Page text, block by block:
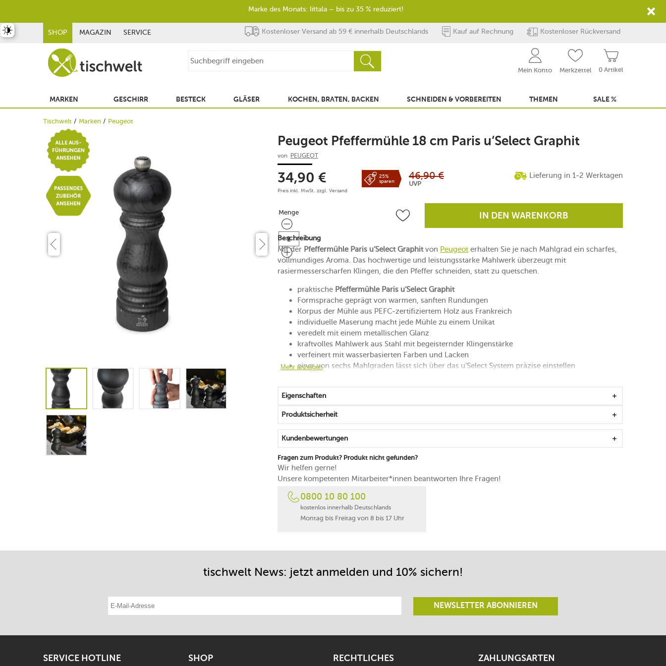
SHOP MAGAZIN SERVICE Kostenloser Versand ab 59 € innerhalb Deutschlands Kauf auf Rechnung Kostenloser Rückversand
0 Artikel
Mein Konto Merkzettel
MARKEN GESCHIRR BESTECK GLÄSER KOCHEN, BRATEN, BACKEN SCHNEIDEN & VORBEREITEN THEMEN SALE %
Tischwelt Marken Peugeot
Peugeot Pfeffermühle 18 cm Paris u‘Select Graphit
von PEUGEOT
34,90 €
Preis inkl. MwSt. zzgl. Versand
25%
sparen
46,90 €
UVP
Lieferung in 1-2 Werktagen
Menge
Menge IN DEN WARENKORB
Beschreibung
Mit der Pfeffermühle Paris u‘Select Graphitvon Peugeot erhalten Sie je nach Mahlgrad ein scharfes,
vollmundiges Aroma. Das hochwertige und leistungsstarke Mahlwerk überzeugt mit
rasiermesserscharfen Klingen, die den Pfeffer schneiden, statt zu quetschen.
praktische Pfeffermühle Paris u‘Select Graphit
Formsprache geprägt von warmen, sanften Rundungen
Korpus der Mühle aus PEFC-zertifiziertem Holz aus Frankreich
individuelle Maserung macht jede Mühle zu einem Unikat
veredelt mit einem metallischen Glanz
kraftvolles Mahlwerk aus Stahl mit begeisternder Klingenstärke
verfeinert mit wasserbasierten Farben und Lacken
einer von sechs Mahlgraden lässt sich über das u’Select System präzise einstellen
voller Geschmack entsteht durch die Einstellung des groben Mahlgrades
eine Balance von Aroma und Schärfe entsteht über den mittleren Mahlgrad
Handreinigung mit einem Tuch
25 Jahre Herstellergarantie auf das Mahlwerk
made in France
Mehr anzeigen
Eigenschaften
Produktsicherheit
Kundenbewertungen
Fragen zum Produkt? Produkt nicht gefunden?
Wir helfen gerne!
Unsere kompetenten Mitarbeiter*innen beantworten Ihre Fragen!
0800 10 80 100
kostenlos innerhalb Deutschlands
Montag bis Freitag von 8 bis 17 Uhr
tischwelt News: jetzt anmelden und 10% sichern!
E-Mail-Adresse eintragen
NEWSLETTER ABONNIEREN
SERVICE HOTLINE SHOP RECHTLICHES ZAHLUNGSARTEN
umschalten
Marke des Monats: Iittala – bis zu 35 % reduziert!